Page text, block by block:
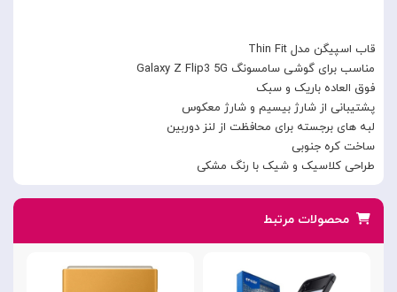
قاب اسپیگن مدل Thin Fit
مناسب برای گوشی سامسونگ Galaxy Z Flip3 5G
فوق العاده باریک و سبک
پشتیبانی از شارژ بیسیم و شارژ معکوس
لبه های برجسته برای محافظت از لنز دوربین
ساخت کره جنوبی
طراحی کلاسیک و شیک با رنگ مشکی
محصولات مرتبط